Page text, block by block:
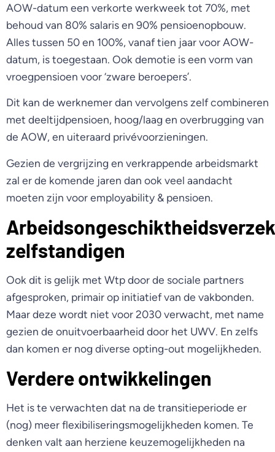
AOW-datum een verkorte werkweek tot 70%, met
behoud van 80% salaris en 90% pensioenopbouw.
Alles tussen 50 en 100%, vanaf tien jaar voor AOW-
datum, is toegestaan. Ook demotie is een vorm van
vroegpensioen voor ‘zware beroepers’.
Dit kan de werknemer dan vervolgens zelf combineren
met deeltijdpensioen, hoog/laag en overbrugging van
de AOW, en uiteraard privévoorzieningen.
Gezien de vergrijzing en verkrappende arbeidsmarkt
zal er de komende jaren dan ook veel aandacht
moeten zijn voor employability & pensioen.
zelfstandigen
Ook dit is gelijk met Wtp door de sociale partners
afgesproken, primair op initiatief van de vakbonden.
Maar deze wordt niet voor 2030 verwacht, met name
gezien de onuitvoerbaarheid door het UWV. En zelfs
dan komen er nog diverse opting-out mogelijkheden.
Verdere ontwikkelingen
Het is te verwachten dat na de transitieperiode er
(nog) meer flexibiliseringsmogelijkheden komen. Te
denken valt aan herziene keuzemogelijkheden na